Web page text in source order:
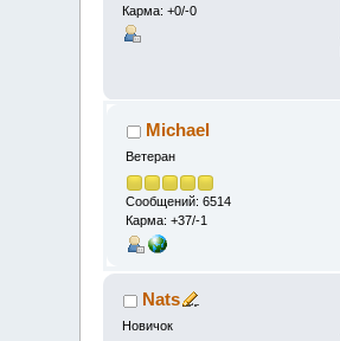
Карма: +0/-0
Michael
Ветеран
Сообщений: 6514
Карма: +37/-1
Nats
Новичок